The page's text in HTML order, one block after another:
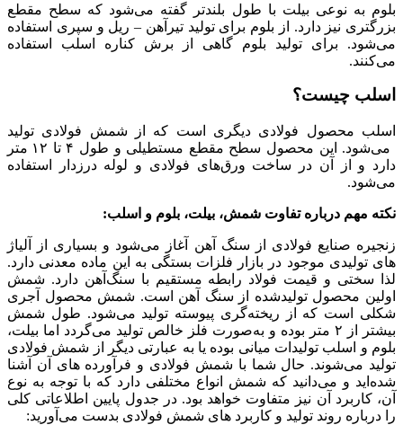
بلوم به ‌نوعی بیلت با طول بلندتر گفته می‌شود که سطح مقطع
بزرگتری نیز دارد. از بلوم برای تولید تیرآهن – ریل و سپری استفاده
می‌شود. برای تولید بلوم گاهی از برش کناره اسلب استفاده
می‌کنند.
اسلب چیست؟
اسلب محصول فولادی دیگری است که از شمش فولادی تولید
می‌شود. این محصول سطح مقطع مستطیلی و طول ۴ تا ۱۲ متر
دارد و از آن در ساخت ورق‌های فولادی و لوله درزدار استفاده
می‌شود.
نکته مهم درباره تفاوت شمش، بیلت، بلوم و اسلب:
زنجیره صنایع فولادی از سنگ آهن آغاز می‌شود و بسیاری از آلیاژ
های تولیدی موجود در بازار فلزات بستگی به این ماده معدنی دارد.
لذا سختی و قیمت فولاد رابطه مستقیم با سنگ‌آهن دارد. شمش
اولین محصول تولیدشده از سنگ‌ آهن است. شمش محصول آجری
شکلی است که از ریخته‌‌گری پیوسته تولید می‌شود. طول شمش
بیشتر از ۲ متر بوده و به‌صورت فلز خالص تولید می‌گردد اما بیلت،
بلوم و اسلب تولیدات میانی بوده یا به عبارتی دیگر از شمش فولادی
تولید می‌شوند. حال شما با شمش فولادی و فرآورده های آن آشنا
شده‌اید و می‌دانید که شمش انواع مختلفی دارد که با توجه به نوع
آن، کاربرد آن نیز متفاوت خواهد بود. در جدول پایین اطلاعاتی کلی
را درباره روند تولید و کاربرد های شمش فولادی بدست می‌آورید: